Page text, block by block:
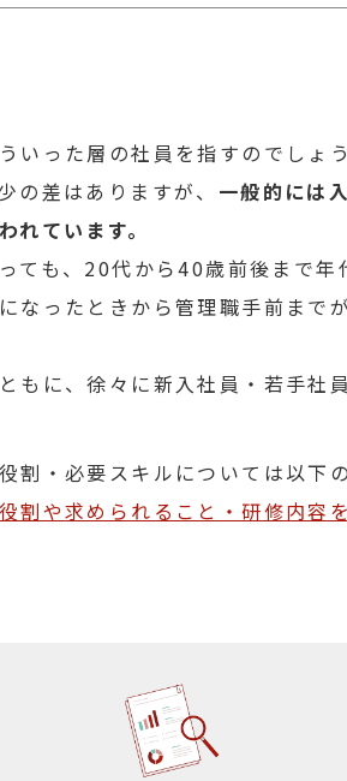
いった層の社員を指すのでしょう
の差はありますが、 一般的には
れています。
ても、20代から40歳前後まで年
なったときから管理職手前まで
もに、徐々に新入社員・若手社
割・必要スキルについては以下
割や求められること・研修内容